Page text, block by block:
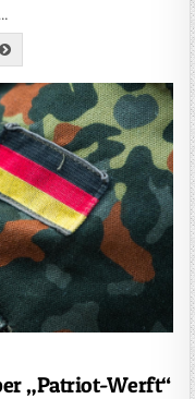
„Patriot-Werft“